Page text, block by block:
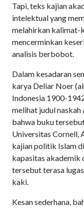
Tapi, teks kajian
intelektual yang
melahirkan kalimat-
mencerminkan
analisis berbobot.
Dalam kesadaran
karya Deliar Noer
Indonesia 1900-
melihat judul naskah
bahwa buku
Universitas Cornell,
kajian politik Islam
kapasitas akademik
tersebut terasa
kaki.
Kesan sederhana,